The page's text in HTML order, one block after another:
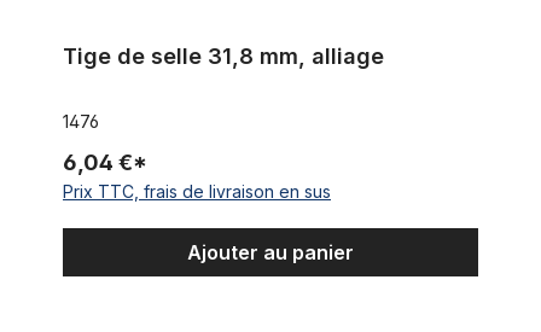
Tige de selle 31,8 mm, alliage
1476
6,04 €*
Prix TTC, frais de livraison en sus
Ajouter au panier